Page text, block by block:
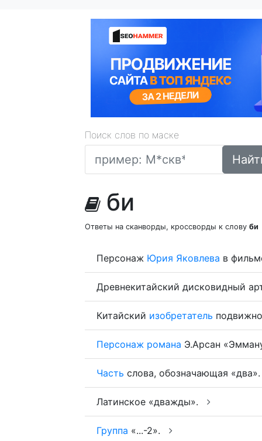
Поиск слов по маске
би
Ответы на сканворды, кроссворды к слову би
Персонаж Юрия Яковлева в
Древнекитайский дисковидный
Китайский изобретатель
Персонаж романа Э.Арсан
Часть слова, обозначающая
Латинское «дважды».
Группа «...-2».